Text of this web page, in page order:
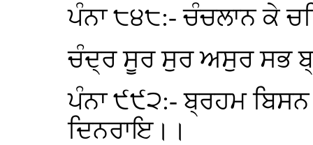
ਪੰਨਾ ੮੪੮:- ਚੰਚਲਾਨ ਕੇ
ਚੰਦ੍ਰ ਸੂਰ ਸੁਰ ਅਸੁਰ ਸਭ
ਪੰਨਾ ੯੯੨:- ਬ੍ਰਹਮ
ਦਿਨਰਾਇ।।